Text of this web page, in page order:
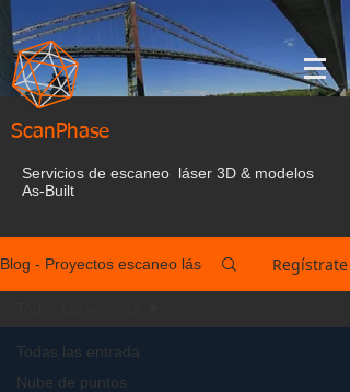
ScanPhase
Servicios de escaneo láser 3D & modelos
As-Built
Blog - Proyectos escaneo láser España Regístrate
Todas las entrada
Nube de puntos